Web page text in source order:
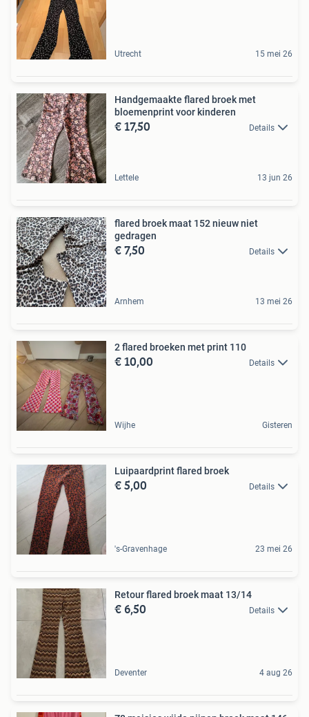
Utrecht 15 mei 26
Handgemaakte flared broek met
bloemenprint voor kinderen
€ 17,50 Details
Lettele 13 jun 26
flared broek maat 152 nieuw niet
gedragen
€ 7,50 Details
Arnhem 13 mei 26
2 flared broeken met print 110
€ 10,00 Details
Wijhe Gisteren
Luipaardprint flared broek
€ 5,00 Details
's-Gravenhage 23 mei 26
Retour flared broek maat 13/14
€ 6,50 Details
Deventer 4 aug 26